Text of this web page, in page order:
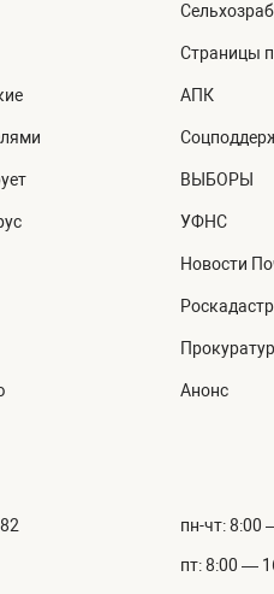
Страницы
АПК
ВЫБОРЫ
УФНС
Новости
Анонс
пн-чт: 8:00
пт: 8:00 —